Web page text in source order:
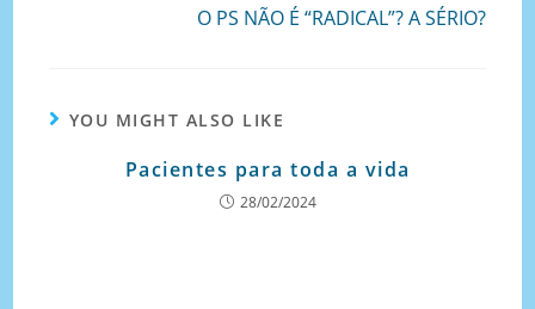
O PS NÃO É “RADICAL”? A SÉRIO?
YOU MIGHT ALSO LIKE
Pacientes para toda a vida
28/02/2024